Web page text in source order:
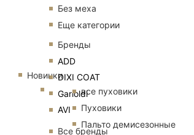
Без меха
Еще категории
Бренды
ADD
DIXI COAT
Garioldi
AVI
Все бренды
Новинки
все пуховики
Пуховики
Пальто демисезонные